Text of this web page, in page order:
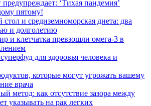
‘Тихая пандемия’
пятому!
и средиземноморская диета: два
и долголетию
и клетчатка превзошли омега-3 в
для здоровья человека и
которые могут угрожать вашему
врача
метод: как отсутствие зазора между
указывать на рак легких